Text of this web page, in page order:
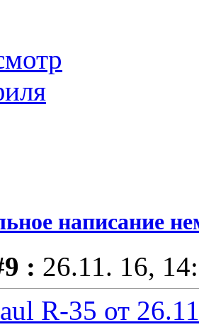
написание
: 26.11. 16,
R-35 от